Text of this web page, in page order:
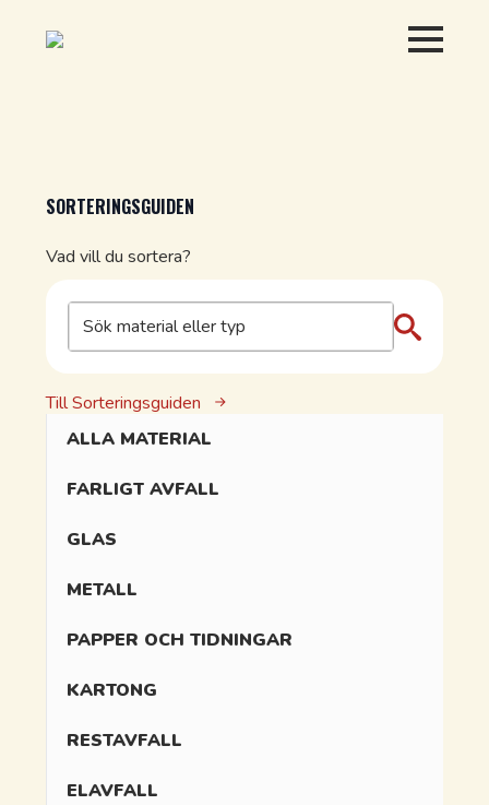
SORTERINGSGUIDEN
Vad vill du sortera?
Till Sorteringsguiden
ALLA MATERIAL
FARLIGT AVFALL
GLAS
METALL
PAPPER OCH TIDNINGAR
KARTONG
RESTAVFALL
ELAVFALL